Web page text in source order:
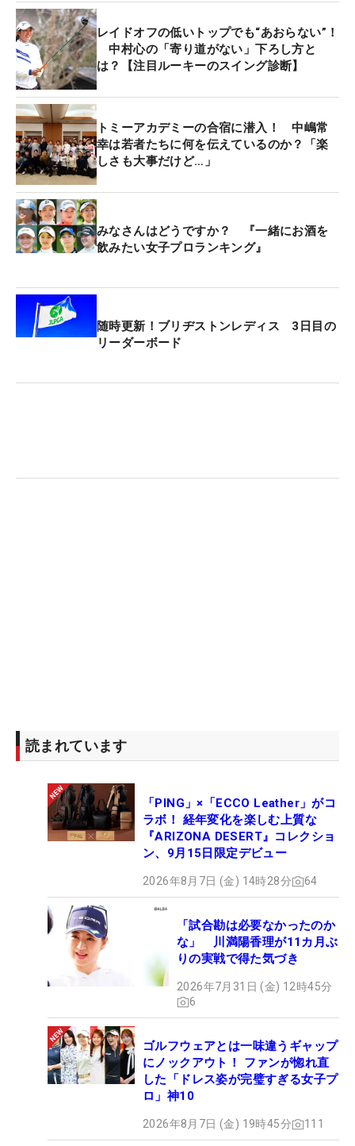
レイドオフの低いトップでも“あおらない”！
中村心の「寄り道がない」下ろし方と
は？【注目ルーキーのスイング診断】
トミーアカデミーの合宿に潜入！ 中嶋常
幸は若者たちに何を伝えているのか？「楽
しさも大事だけど…」
みなさんはどうですか？ 『一緒にお酒を
飲みたい女子プロランキング』
随時更新！ブリヂストンレディス 3日目の
リーダーボード
読まれています
「PING」×「ECCO Leather」がコ
ラボ！ 経年変化を楽しむ上質な
『ARIZONA DESERT』コレクショ
ン、9月15日限定デビュー
2026年8月7日 (金) 14時28分 64
「試合勘は必要なかったのか
な」 川満陽香理が11カ月ぶ
りの実戦で得た気づき
2026年7月31日 (金) 12時45分
6
ゴルフウェアとは一味違うギャップ
にノックアウト！ ファンが惚れ直
した「ドレス姿が完璧すぎる女子プ
ロ」神10
2026年8月7日 (金) 19時45分 111